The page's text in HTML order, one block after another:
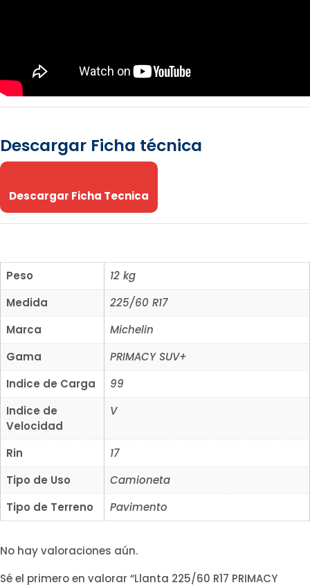
Descargar Ficha técnica
Descargar Ficha Tecnica
Peso
12 kg
Medida
225/60 R17
Marca
Michelin
Gama
PRIMACY SUV+
Indice de Carga
99
Indice de
Velocidad
V
Rin
17
Tipo de Uso
Camioneta
Tipo de Terreno
Pavimento
No hay valoraciones aún.
Sé el primero en valorar “Llanta 225/60 R17 PRIMACY